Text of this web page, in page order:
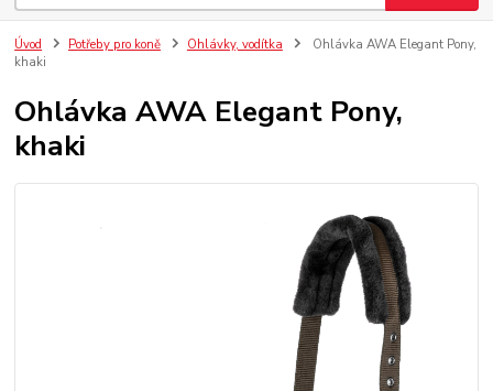
Úvod Potřeby pro koně Ohlávky, vodítka
Ohlávka AWA Elegant Pony,
khaki
Ohlávka AWA Elegant Pony,
khaki